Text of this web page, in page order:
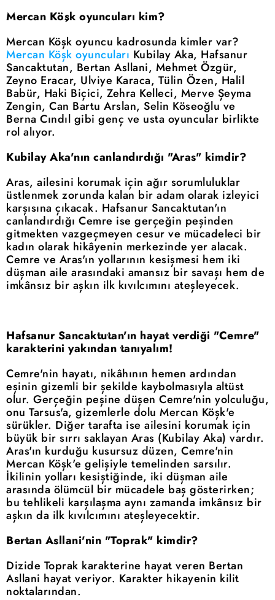
Mercan Köşk oyuncuları kim?
Mercan Köşk oyuncu kadrosunda kimler var?
Mercan Köşk oyuncuları Kubilay Aka, Hafsanur
Sancaktutan, Bertan Asllani, Mehmet Özgür,
Zeyno Eracar, Ulviye Karaca, Tülin Özen, Halil
Babür, Haki Biçici, Zehra Kelleci, Merve Şeyma
Zengin, Can Bartu Arslan, Selin Köseoğlu ve
Berna Cındıl gibi genç ve usta oyuncular birlikte
rol alıyor.
Kubilay Aka'nın canlandırdığı "Aras" kimdir?
Aras, ailesini korumak için ağır sorumluluklar
üstlenmek zorunda kalan bir adam olarak izleyici
karşısına çıkacak. Hafsanur Sancaktutan'ın
canlandırdığı Cemre ise gerçeğin peşinden
gitmekten vazgeçmeyen cesur ve mücadeleci bir
kadın olarak hikâyenin merkezinde yer alacak.
Cemre ve Aras'ın yollarının kesişmesi hem iki
düşman aile arasındaki amansız bir savaşı hem de
imkânsız bir aşkın ilk kıvılcımını ateşleyecek.
Hafsanur Sancaktutan'ın hayat verdiği "Cemre"
karakterini yakından tanıyalım!
Cemre'nin hayatı, nikâhının hemen ardından
eşinin gizemli bir şekilde kaybolmasıyla altüst
olur. Gerçeğin peşine düşen Cemre'nin yolculuğu,
onu Tarsus'a, gizemlerle dolu Mercan Köşk'e
sürükler. Diğer tarafta ise ailesini korumak için
büyük bir sırrı saklayan Aras (Kubilay Aka) vardır.
Aras'ın kurduğu kusursuz düzen, Cemre'nin
Mercan Köşk'e gelişiyle temelinden sarsılır.
İkilinin yolları kesiştiğinde, iki düşman aile
arasında ölümcül bir mücadele baş gösterirken;
bu tehlikeli karşılaşma aynı zamanda imkânsız bir
aşkın da ilk kıvılcımını ateşleyecektir.
Bertan Asllani'nin "Toprak" kimdir?
Dizide Toprak karakterine hayat veren Bertan
Asllani hayat veriyor. Karakter hikayenin kilit
noktalarından.